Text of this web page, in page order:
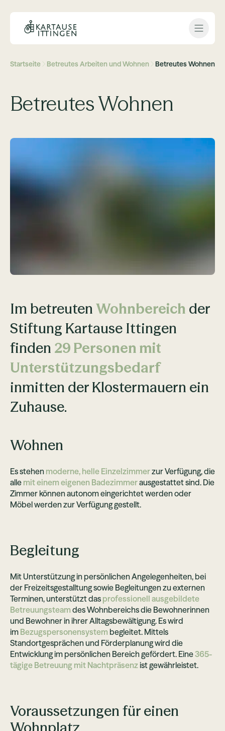
Open
Startseite Betreutes Arbeiten und Wohnen Betreutes Wohnen
Betreutes Wohnen
Im betreuten Wohnbereich der
Stiftung Kartause Ittingen
finden 29 Personen mit
Unterstützungsbedarf
inmitten der Klostermauern ein
Zuhause.
Wohnen
Es stehen moderne, helle Einzelzimmerzur Verfügung, die
alle mit einem eigenen Badezimmerausgestattet sind. Die
Zimmer können autonom eingerichtet werden oder
Möbel werden zur Verfügung gestellt.
Begleitung
Mit Unterstützung in persönlichen Angelegenheiten, bei
der Freizeitsgestalltung sowie Begleitungen zu externen
Terminen, unterstützt das professionell ausgebildete
Betreuungsteam des Wohnbereichs die Bewohnerinnen
und Bewohner in ihrer Alltagsbewältigung. Es wird
im Bezugspersonensystem begleitet. Mittels
Standortgesprächen und Förderplanung wird die
Entwicklung im persönlichen Bereich gefördert. Eine365-
tägige Betreuung mit Nachtpräsenzist gewährleistet.
Voraussetzungen für einen
Wohnplatz